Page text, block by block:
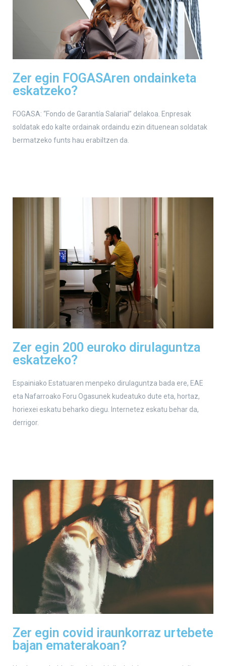
Zer egin FOGASAren ondainketa
eskatzeko?
FOGASA: “Fondo de Garantía Salarial” delakoa. Enpresak
soldatak edo kalte ordainak ordaindu ezin dituenean soldatak
bermatzeko funts hau erabiltzen da.
Zer egin 200 euroko dirulaguntza
eskatzeko?
Espainiako Estatuaren menpeko dirulaguntza bada ere, EAE
eta Nafarroako Foru Ogasunek kudeatuko dute eta, hortaz,
horiexei eskatu beharko diegu. Internetez eskatu behar da,
derrigor.
Zer egin covid iraunkorraz urtebete
bajan ematerakoan?